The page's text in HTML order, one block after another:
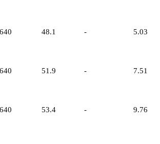
640 48.1 - 5.03
640 51.9 - 7.51
640 53.4 - 9.76